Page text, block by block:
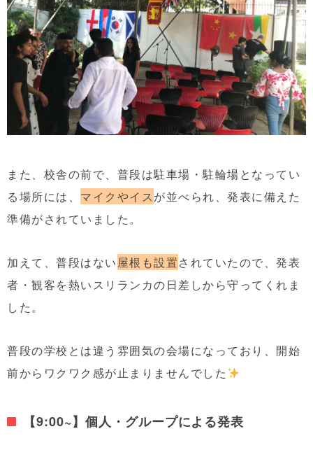
また、校舎の前で、普段は駐車場・駐輪場となってい
る場所には、 マイクやイスが並べられ、発表に備えた
準備がされていました。
加えて、普段はない屋根も設置されていたので、発表
者・観客を熱いスリランカの日差しから守ってくれま
した。
普段の学校とは違う雰囲気の会場になっており、開始
前からワクワク感が止まりませんでした
【9:00~】個人・グループによる発表